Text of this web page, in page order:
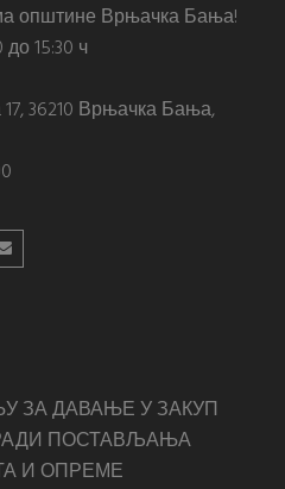
општине Врњачка Бања!
до 15:30 ч
36210 Врњачка Бања,
ЗА ДАВАЊЕ У ЗАКУП
ПОСТАВЉАЊА
И ОПРЕМЕ